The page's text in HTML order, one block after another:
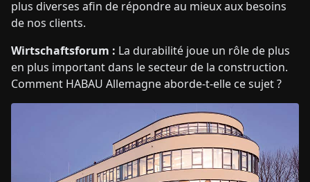
plus diverses afin de répondre au mieux aux besoins
de nos clients.
Wirtschaftsforum : La durabilité joue un rôle de plus
en plus important dans le secteur de la construction.
Comment HABAU Allemagne aborde-t-elle ce sujet ?